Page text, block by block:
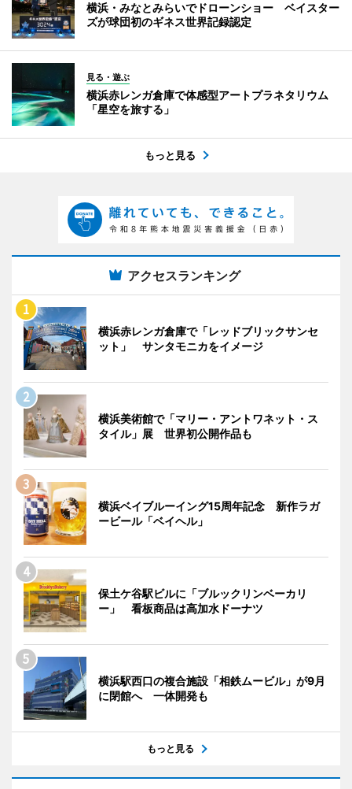
横浜・みなとみらいでドローンショー ベイスター
ズが球団初のギネス世界記録認定
見る・遊ぶ
横浜赤レンガ倉庫で体感型アートプラネタリウム
「星空を旅する」
もっと見る
アクセスランキング
横浜赤レンガ倉庫で「レッドブリックサンセ
ット」 サンタモニカをイメージ
横浜美術館で「マリー・アントワネット・ス
タイル」展 世界初公開作品も
横浜ベイブルーイング15周年記念 新作ラガ
ービール「ベイヘル」
保土ケ谷駅ビルに「ブルックリンベーカリ
ー」 看板商品は高加水ドーナツ
横浜駅西口の複合施設「相鉄ムービル」が9月
に閉館へ 一体開発も
もっと見る